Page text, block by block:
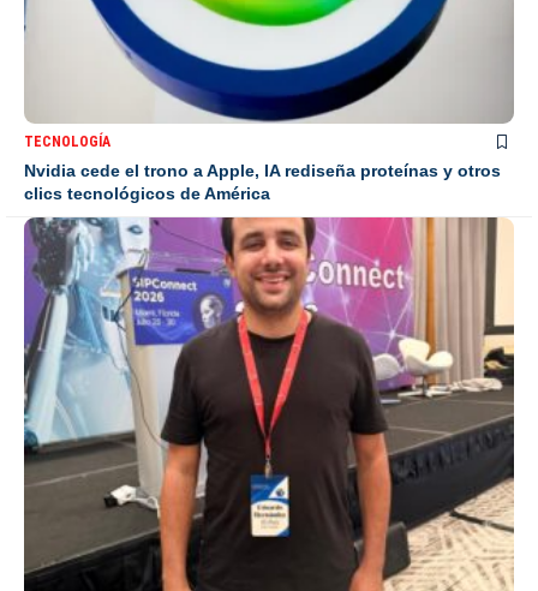
TECNOLOGÍA
Nvidia cede el trono a Apple, IA rediseña proteínas y otros
clics tecnológicos de América